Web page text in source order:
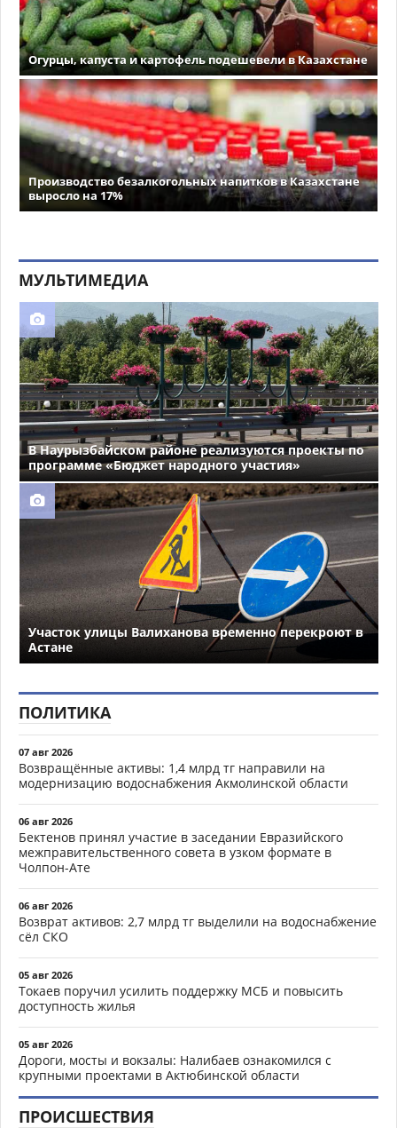
Огурцы, капуста и картофель подешевели в Казахстане
Производство безалкогольных напитков в Казахстане
выросло на 17%
МУЛЬТИМЕДИА
В Наурызбайском районе реализуются проекты по
программе «Бюджет народного участия»
Участок улицы Валиханова временно перекроют в
Астане
ПОЛИТИКА
07 авг 2026
Возвращённые активы: 1,4 млрд тг направили на
модернизацию водоснабжения Акмолинской области
06 авг 2026
Бектенов принял участие в заседании Евразийского
межправительственного совета в узком формате в
Чолпон-Ате
06 авг 2026
Возврат активов: 2,7 млрд тг выделили на водоснабжение
сёл СКО
05 авг 2026
Токаев поручил усилить поддержку МСБ и повысить
доступность жилья
05 авг 2026
Дороги, мосты и вокзалы: Налибаев ознакомился с
крупными проектами в Актюбинской области
ПРОИСШЕСТВИЯ